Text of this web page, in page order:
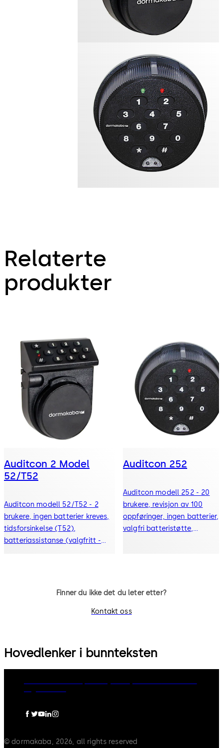
Relaterte
produkter
Auditcon 2 Model
52/T52
Auditcon modell 52/T52 - 2
brukere, ingen batterier kreves,
tidsforsinkelse (T52),
batteriassistanse (valgfritt -
Auditcon 252
Auditcon modell 252 - 20
brukere, revisjon av 100
oppføringer, ingen batterier,
valgfri batteristøtte,
Finner du ikke det du leter etter?
Kontakt oss
Hovedlenker i bunnteksten
© dormakaba, 2026, all rights reserved